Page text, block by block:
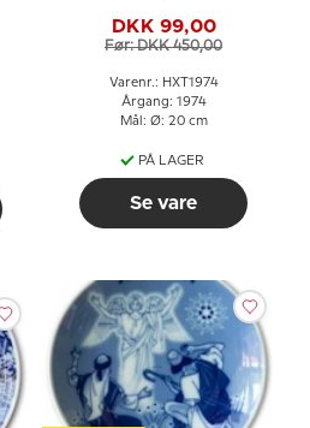
DKK 99,00
Før: DKK 450,00
Varenr.: HXT1974
Årgang: 1974
Mål: Ø: 20 cm
PÅ LAGER
Se vare